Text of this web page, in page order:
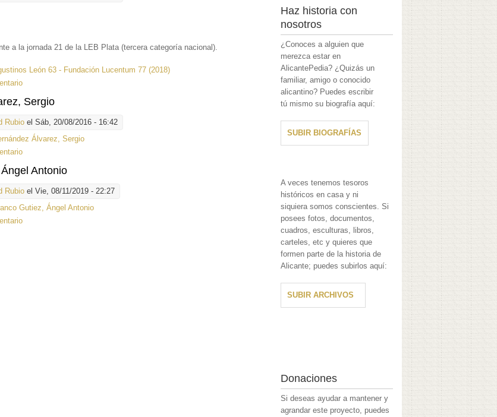
a la jornada 21 de la LEB Plata (tercera categoría nacional).
León 63 - Fundación Lucentum 77 (2018)
Sergio
Rubio el Sáb, 20/08/2016 - 16:42
Álvarez, Sergio
Antonio
Rubio el Vie, 08/11/2019 - 22:27
Gutiez, Ángel Antonio
Haz historia con
nosotros
¿Conoces a alguien que
merezca estar en
AlicantePedia? ¿Quizás un
familiar, amigo o conocido
alicantino? Puedes escribir
tú mismo su biografía aquí:
SUBIR BIOGRAFÍAS
A veces tenemos tesoros
históricos en casa y ni
siquiera somos conscientes. Si
posees fotos, documentos,
cuadros, esculturas, libros,
carteles, etc y quieres que
formen parte de la historia de
Alicante; puedes subirlos aquí:
SUBIR ARCHIVOS
Donaciones
Si deseas ayudar a mantener y
agrandar este proyecto, puedes